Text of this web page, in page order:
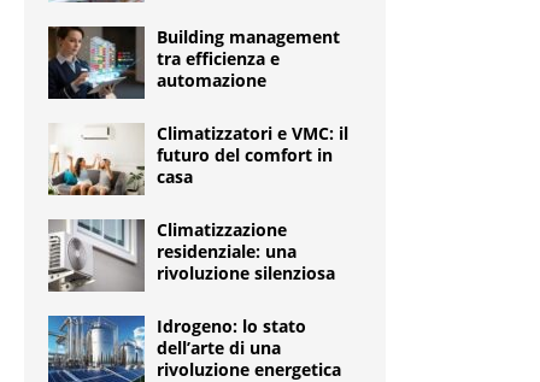
Building management
tra efficienza e
automazione
Climatizzatori e VMC: il
futuro del comfort in
casa
Climatizzazione
residenziale: una
rivoluzione silenziosa
Idrogeno: lo stato
dell’arte di una
rivoluzione energetica